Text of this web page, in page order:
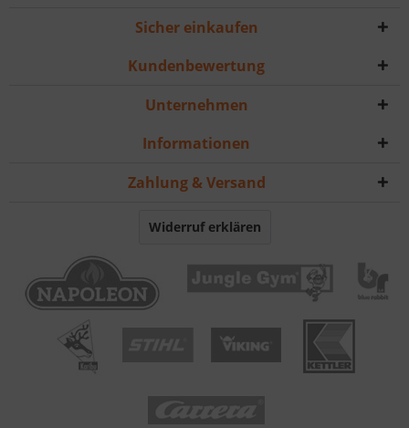
Sicher einkaufen
Kundenbewertung
Unternehmen
Informationen
Zahlung & Versand
Widerruf erklären